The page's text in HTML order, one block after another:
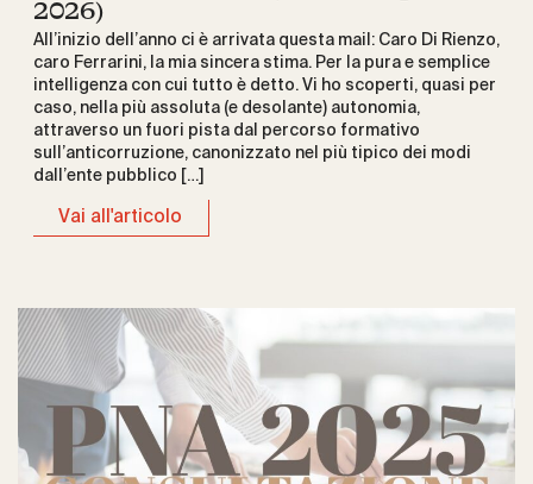
2026)
All’inizio dell’anno ci è arrivata questa mail: Caro Di Rienzo,
caro Ferrarini, la mia sincera stima. Per la pura e semplice
intelligenza con cui tutto è detto. Vi ho scoperti, quasi per
caso, nella più assoluta (e desolante) autonomia,
attraverso un fuori pista dal percorso formativo
sull’anticorruzione, canonizzato nel più tipico dei modi
dall’ente pubblico […]
Vai all'articolo